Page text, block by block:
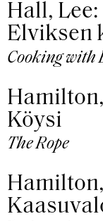
Hall, Lee:
Elviksen
Cooking with
Köysi
The Rope